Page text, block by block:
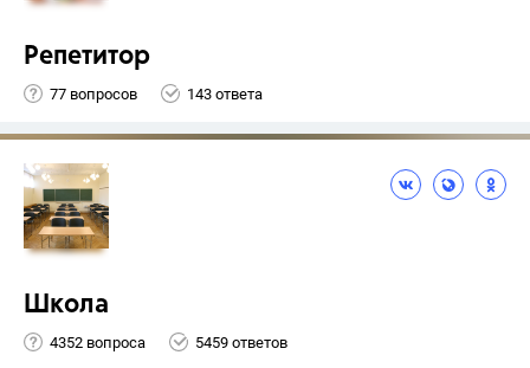
Репетитор
77 вопросов 143 ответа
Школа
4352 вопроса 5459 ответов